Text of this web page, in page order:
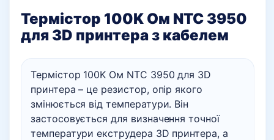
Термістор 100K Ом NTC 3950
для 3D принтера з кабелем
Термістор 100K Ом NTC 3950 для 3D
принтера – це резистор, опір якого
змінюється від температури. Він
застосовується для визначення точної
температури екструдера 3D принтера, а